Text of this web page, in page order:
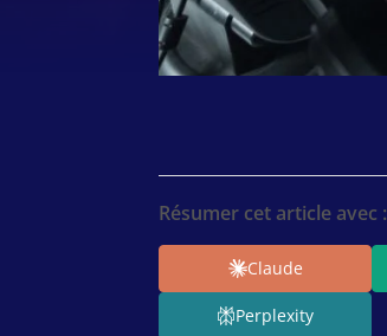
Résumer cet article avec :
Claude
Perplexity